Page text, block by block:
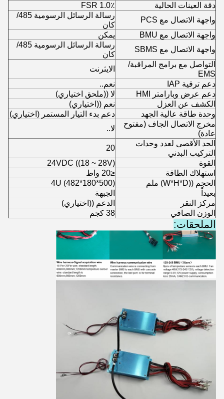
دقة العينات الحالية
1.0٪ FSR
واجهة الاتصال مع PCS
رسالة الرسائل الرسومية 485/
كان
واجهة الاتصال مع BMU
يمكن
واجهة الاتصال مع SBMS
رسالة الرسائل الرسومية 485/
كان
التواصل مع برامج المراقبة/
EMS
الايثرنت
دعم ترقية IAP
نعم..
دعم عرض وبارامتر HMI
لا ((ملحق اختياري)
الكشف عن العزل
نعم ((اختياري)
وحدة طاقة عالية الجهد
دعم بدء التيار المستمر (اختياري)
مخرج الاتصال الجاف (مفتوح
عادة)
لا..
الحد الأقصى لعدد وحدات
التركيب البدني
20
القوة
24VDC ((18 ~ 28V)
استهلاك الطاقة
≤20 واط
الحجم ((W*H*D) ملم
4U (482*180*500)
بعيداً
الجبهة
مركز النقر
الدعم ((اختياري)
الوزن الصافي
38 كجم
الملحقات: